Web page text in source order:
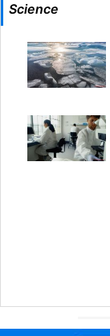
Science